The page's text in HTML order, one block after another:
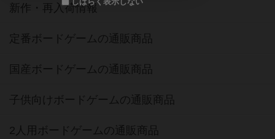
新作・再入荷情報
定番ボードゲームの通販商品
国産ボードゲームの通販商品
子供向けボードゲームの通販商品
2人用ボードゲームの通販商品